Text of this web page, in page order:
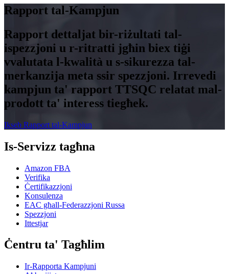
Rapport tal-Kampjun
Rapport dettaljat bir-riżultati tal-
ispezzjoni u r-ritratti jgħin biex tiġi
vvalutata l-kwalità u s-sikurezza tal-
merkanzija meta ssir spezzjoni. Irrevedi
kampjun ta' rapport TTSQC relatat mal-
prodott ta' interess tiegħek.
Ikseb Rapport tal-Kampjun
Is-Servizz tagħna
Amazon FBA
Verifika
Ċertifikazzjoni
Konsulenza
EAC għall-Federazzjoni Russa
Spezzjoni
Ittestjar
Ċentru ta' Tagħlim
Ir-Rapporta Kampjuni